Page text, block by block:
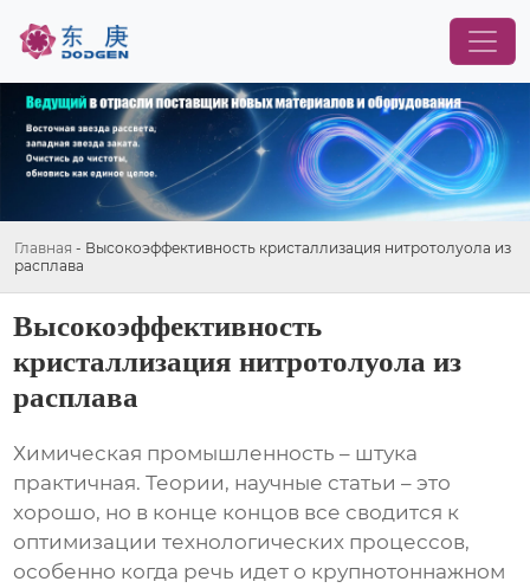
Главная - Высокоэффективность кристаллизация нитротолуола из
расплава
Высокоэффективность
кристаллизация нитротолуола из
расплава
Химическая промышленность – штука
практичная. Теории, научные статьи – это
хорошо, но в конце концов все сводится к
оптимизации технологических процессов,
особенно когда речь идет о крупнотоннажном